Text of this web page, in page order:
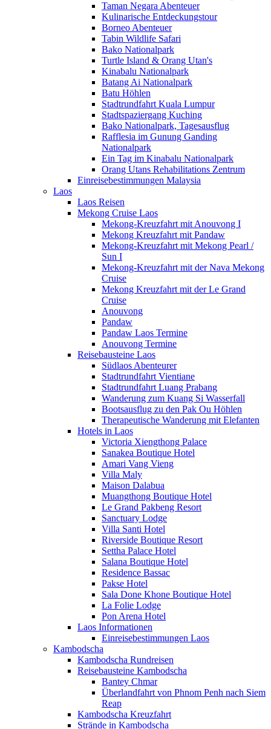
Taman Negara Abenteuer
Kulinarische Entdeckungstour
Borneo Abenteuer
Tabin Wildlife Safari
Bako Nationalpark
Turtle Island & Orang Utan's
Kinabalu Nationalpark
Batang Ai Nationalpark
Batu Höhlen
Stadtrundfahrt Kuala Lumpur
Stadtspaziergang Kuching
Bako Nationalpark, Tagesausflug
Rafflesia im Gunung Ganding
Nationalpark
Ein Tag im Kinabalu Nationalpark
Orang Utans Rehabilitations Zentrum
Einreisebestimmungen Malaysia
Laos
Laos Reisen
Mekong Cruise Laos
Mekong-Kreuzfahrt mit Anouvong I
Mekong Kreuzfahrt mit Pandaw
Mekong-Kreuzfahrt mit Mekong Pearl /
Sun I
Mekong-Kreuzfahrt mit der Nava Mekong
Cruise
Mekong Kreuzfahrt mit der Le Grand
Cruise
Anouvong
Pandaw
Pandaw Laos Termine
Anouvong Termine
Reisebausteine Laos
Südlaos Abenteurer
Stadtrundfahrt Vientiane
Stadtrundfahrt Luang Prabang
Wanderung zum Kuang Si Wasserfall
Bootsausflug zu den Pak Ou Höhlen
Therapeutische Wanderung mit Elefanten
Hotels in Laos
Victoria Xiengthong Palace
Sanakea Boutique Hotel
Amari Vang Vieng
Villa Maly
Maison Dalabua
Muangthong Boutique Hotel
Le Grand Pakbeng Resort
Sanctuary Lodge
Villa Santi Hotel
Riverside Boutique Resort
Settha Palace Hotel
Salana Boutique Hotel
Residence Bassac
Pakse Hotel
Sala Done Khone Boutique Hotel
La Folie Lodge
Pon Arena Hotel
Laos Informationen
Einreisebestimmungen Laos
Kambodscha
Kambodscha Rundreisen
Reisebausteine Kambodscha
Bantey Chmar
Überlandfahrt von Phnom Penh nach Siem
Reap
Kambodscha Kreuzfahrt
Strände in Kambodscha